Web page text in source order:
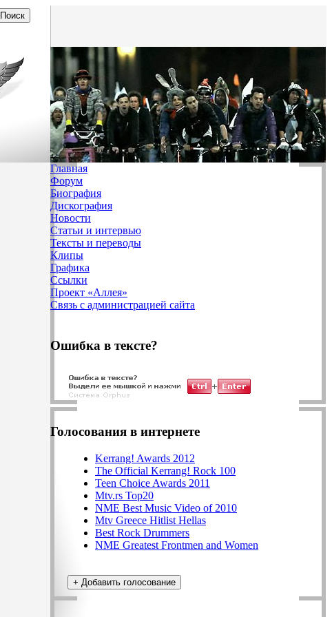
Главная
Форум
Биография
Дискография
Новости
Статьи и интервью
Тексты и переводы
Клипы
Графика
Ссылки
Проект «Аллея»
Связь с администрацией сайта
Ошибка в тексте?
Голосования в интернете
Kerrang! Awards 2012
The Official Kerrang! Rock 100
Teen Choice Awards 2011
Mtv.rs Top20
NME Best Music Video of 2010
Mtv Greece Hitlist Hellas
Best Rock Drummers
NME Greatest Frontmen and Women